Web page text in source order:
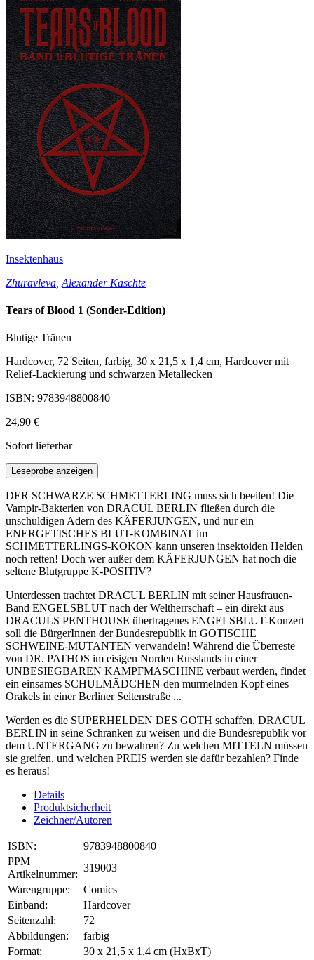
Insektenhaus
Zhuravleva Alexander Kaschte
Tears of Blood 1 (Sonder-Edition)
Blutige Tränen
Hardcover, 72 Seiten, farbig, 30 x 21,5 x 1,4 cm, Hardcover mit
Relief-Lackierung und schwarzen Metallecken
ISBN: 9783948800840
24,90 €
Sofort lieferbar
Leseprobe anzeigen
DER SCHWARZE SCHMETTERLING muss sich beeilen! Die
Vampir-Bakterien von DRACUL BERLIN fließen durch die
unschuldigen Adern des KÄFERJUNGEN, und nur ein
ENERGETISCHES BLUT-KOMBINAT im
SCHMETTERLINGS-KOKON kann unseren insektoiden Helden
noch retten! Doch wer außer dem KÄFERJUNGEN hat noch die
seltene Blutgruppe K-POSITIV?
Unterdessen trachtet DRACUL BERLIN mit seiner Hausfrauen-
Band ENGELSBLUT nach der Weltherrschaft – ein direkt aus
DRACULS PENTHOUSE übertragenes ENGELSBLUT-Konzert
soll die BürgerInnen der Bundesrepublik in GOTISCHE
SCHWEINE-MUTANTEN verwandeln! Während die Überreste
von DR. PATHOS im eisigen Norden Russlands in einer
UNBESIEGBAREN KAMPFMASCHINE verbaut werden, findet
ein einsames SCHULMÄDCHEN den murmelnden Kopf eines
Orakels in einer Berliner Seitenstraße ...
Werden es die SUPERHELDEN DES GOTH schaffen, DRACUL
BERLIN in seine Schranken zu weisen und die Bundesrepublik vor
dem UNTERGANG zu bewahren? Zu welchen MITTELN müssen
sie greifen, und welchen PREIS werden sie dafür bezahlen? Finde
es heraus!
Details
Produktsicherheit
Zeichner/Autoren
ISBN:
9783948800840
PPM
Artikelnummer:
319003
Warengruppe:
Comics
Einband:
Hardcover
Seitenzahl:
72
Abbildungen:
farbig
Format:
30 x 21,5 x 1,4 cm (HxBxT)